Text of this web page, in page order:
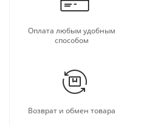
Оплата любым удобным
способом
Возврат и обмен товара